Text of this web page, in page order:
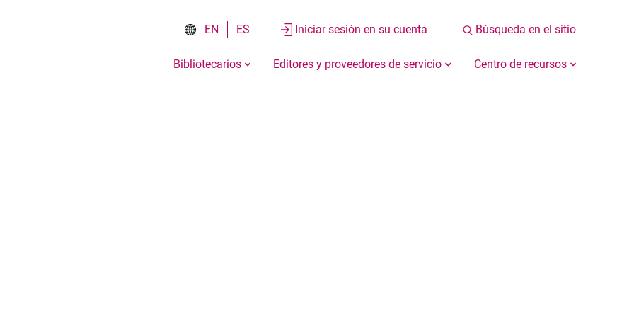
EN ES Iniciar sesión en su cuenta Búsqueda en el sitio
Bibliotecarios Editores y proveedores de servicio Centro de recursos